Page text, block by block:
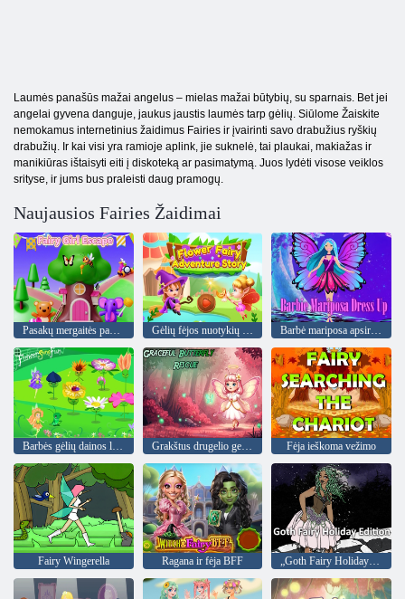
Laumės panašūs mažai angelus – mielas mažai būtybių, su sparnais. Bet jei
angelai gyvena danguje, jaukus jaustis laumės tarp gėlių. Siūlome Žaiskite
nemokamus internetinius žaidimus Fairies ir įvairinti savo drabužius ryškių
drabužių. Ir kai visi yra ramioje aplink, jie suknelė, tai plaukai, makiažas ir
manikiūras ištaisyti eiti į diskoteką ar pasimatymą. Juos lydėti visose veiklos
srityse, ir jums bus praleisti daug pramogų.
Naujausios Fairies Žaidimai
Pasakų mergaitės pabėgimas Gėlių fėjos nuotykių istorija Barbė mariposa apsirengs
Grakštus drugelio gelbėjimas Fėja ieškoma vežimo
Fairy Wingerella Ragana ir fėja BFF „Goth Fairy Holiday Edition“